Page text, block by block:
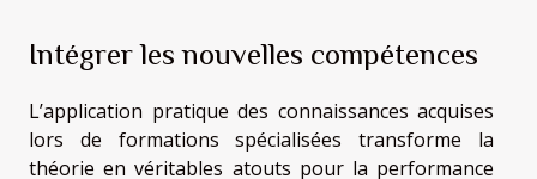
Intégrer les nouvelles compétences
L’application pratique des connaissances acquises
lors de formations spécialisées transforme la
théorie en véritables atouts pour la performance